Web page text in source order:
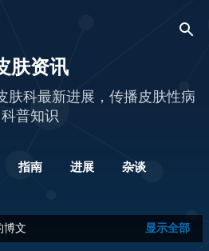
肤资讯
肤科最新进展，传播皮肤性病
科普知识
指南 进展 杂谈
博文 显示全部